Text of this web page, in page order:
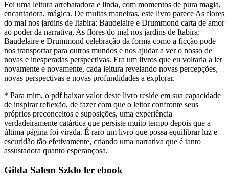
Foi uma leitura arrebatadora e linda, com momentos de pura magia,
encantadora, mágica. De muitas maneiras, este livro parece As flores
do mal nos jardins de Itabira: Baudelaire e Drummond carta de amor
ao poder da narrativa, As flores do mal nos jardins de Itabira:
Baudelaire e Drummond celebração da forma como a ficção pode
nos transportar para outros mundos e nos ajudar a ver o nosso de
novas e inesperadas perspectivas. Era um livros que eu voltaria a ler
novamente e novamente, cada leitura revelando novas percepções,
novas perspectivas e novas profundidades a explorar.
* Para mim, o pdf baixar valor deste livro reside em sua capacidade
de inspirar reflexão, de fazer com que o leitor confronte seus
próprios preconceitos e suposições, uma experiência
verdadeiramente catártica que persiste muito tempo depois que a
última página foi virada. É raro um livro que possa equilibrar luz e
escuridão tão efetivamente, criando uma narrativa que é tanto
assustadora quanto esperançosa.
Gilda Salem Szklo ler ebook